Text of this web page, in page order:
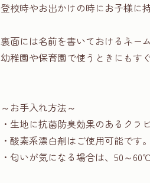
登校時やお出かけの時にお子様に
裏面には名前を書いておけるネー
幼稚園や保育園で使うときにもす
～お手入れ方法～
・生地に抗菌防臭効果のあるクラ
・酸素系漂白剤はご使用可能です。
・匂いが気になる場合は、50～